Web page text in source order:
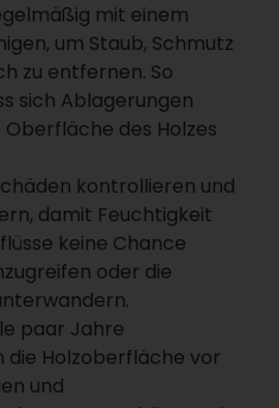
mit einem
um Staub, Schmutz
zu entfernen. So
sich Ablagerungen
des Holzes
kontrollieren und
damit Feuchtigkeit
keine Chance
oder die
paar Jahre
die Holzoberfläche vor
und